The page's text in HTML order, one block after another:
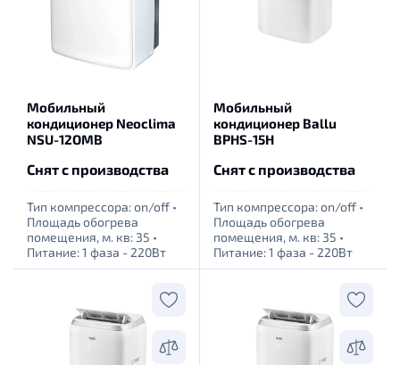
Мобильный
кондиционер Neoclima
NSU-12OMB
Снят с производства
Тип компрессора: оn/off •
Площадь обогрева
помещения, м. кв: 35 •
Питание: 1 фаза - 220Вт
Мобильный
кондиционер Ballu
BPHS-15H
Снят с производства
Тип компрессора: оn/off •
Площадь обогрева
помещения, м. кв: 35 •
Питание: 1 фаза - 220Вт